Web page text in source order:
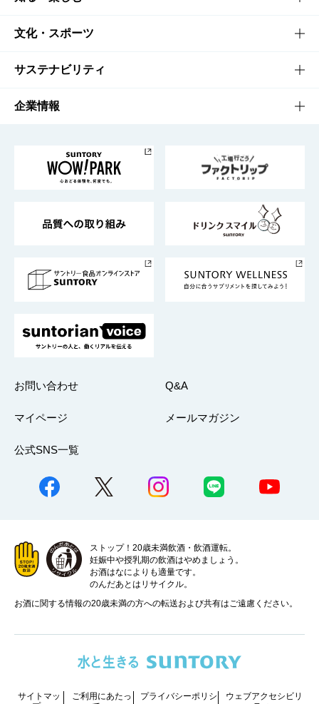
商品一覧
商品発売情報
栄養成分一覧
知る・楽しむTOP
キャンペーン
工場見学
地域情報
文化・スポーツ
文化・スポーツTOP
サントリーホール
サントリーサンバーズ大阪
サステナビリティ
サステナビリティTOP
サントリーが考えるサステナビリティ経営
企業情報
企業概要
採用情報
お問い合わせ Q&A
マイページ メールマガジン
公式SNS一覧
ストップ！20歳未満飲酒・飲酒運転。
妊娠中や授乳期の飲酒はやめましょう。
お酒はなによりも適量です。
のんだあとはリサイクル。
お酒に関する情報の20歳未満の方への転送および共有はご遠慮ください。
サイトマッ
ご利用にあたっ
プライバシーポリシ
ウェブアクセシビリ